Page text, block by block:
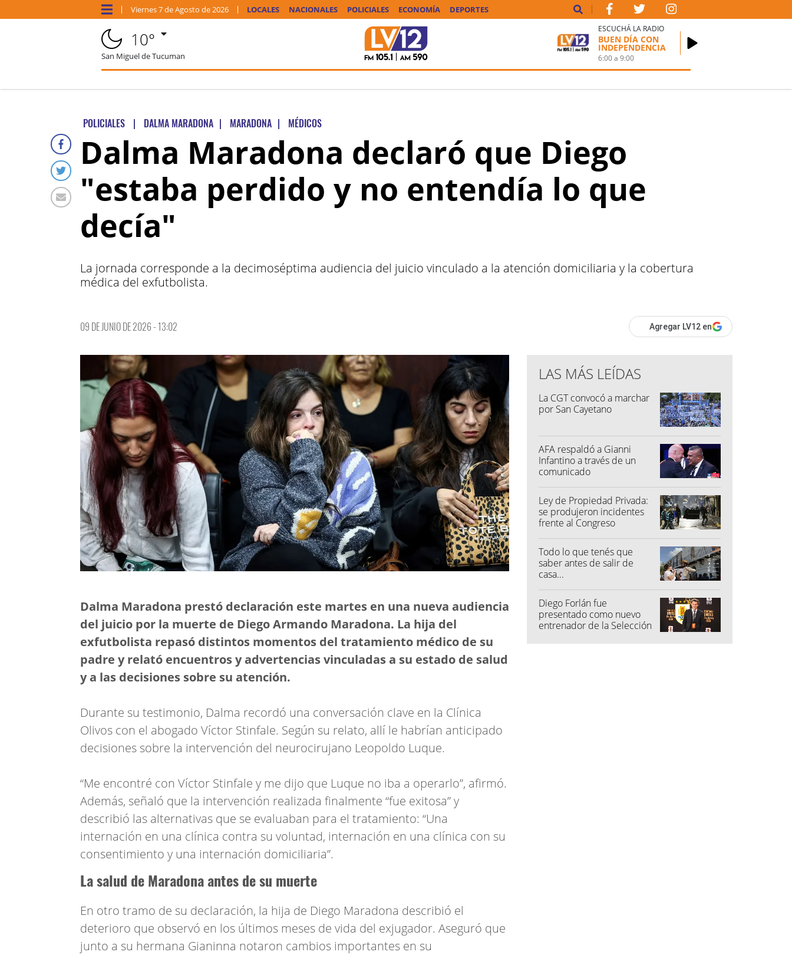
Viernes7 deAgosto de 2026 LOCALES NACIONALES POLICIALES ECONOMÍA DEPORTES
10°
San Miguel de Tucuman
ESCUCHÁ LA RADIO
BUEN DÍA CON
INDEPENDENCIA
6:00a9:00
POLICIALES | DALMA MARADONA | MARADONA | MÉDICOS
Dalma Maradona declaró que Diego
"estaba perdido y no entendía lo que
decía"
La jornada corresponde a la decimoséptima audiencia del juicio vinculado a la atención domiciliaria y la cobertura
médica del exfutbolista.
09 DE JUNIO DE 2026 - 13:02 Agregar LV12 en
Dalma Maradona prestó declaración este martes en una nueva audiencia
del juicio por la muerte de Diego Armando Maradona. La hija del
exfutbolista repasó distintos momentos del tratamiento médico de su
padre y relató encuentros y advertencias vinculadas a su estado de salud
y a las decisiones sobre su atención.
Durante su testimonio, Dalma recordó una conversación clave en la Clínica
Olivos con el abogado Víctor Stinfale. Según su relato, allí le habrían anticipado
decisiones sobre la intervención del neurocirujano Leopoldo Luque.
“Me encontré con Víctor Stinfale y me dijo que Luque no iba a operarlo”, afirmó.
Además, señaló que la intervención realizada finalmente “fue exitosa” y
describió las alternativas que se evaluaban para el tratamiento: “Una
internación en una clínica contra su voluntad, internación en una clínica con su
consentimiento y una internación domiciliaria”.
La salud de Maradona antes de su muerte
En otro tramo de su declaración, la hija de Diego Maradona describió el
deterioro que observó en los últimos meses de vida del exjugador. Aseguró que
junto a su hermana Gianinna notaron cambios importantes en su
LAS MÁS LEÍDAS
La CGT convocó a marchar
por San Cayetano
AFA respaldó a Gianni
Infantino a través de un
comunicado
Ley de Propiedad Privada:
se produjeron incidentes
frente al Congreso
Todo lo que tenés que
saber antes de salir de
casa...
Diego Forlán fue
presentado como nuevo
entrenador de la Selección